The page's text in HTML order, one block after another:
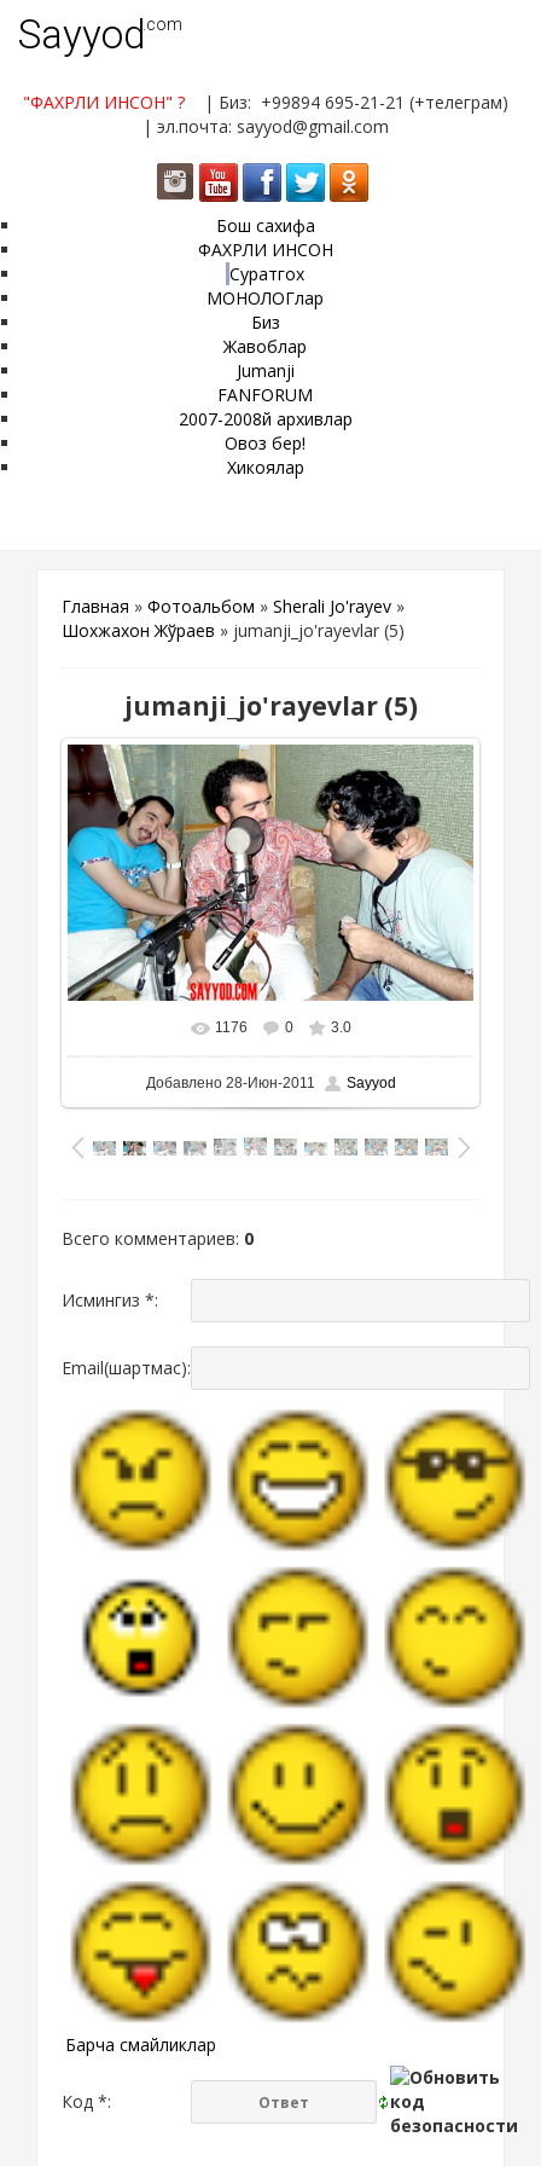
Sayyod.com
"ФАХРЛИ ИНСОН" ?
| Биз: +99894 695-21-21 (+телеграм)
| эл.почта: sayyod@gmail.com
Бош сахифа
ФАХРЛИ ИНСОН
Суратгох
МОНОЛОГлар
Биз
Жавоблар
Jumanji
FANFORUM
2007-2008й архивлар
Овоз бер!
Хикоялар
Главная » Фотоальбом » Sherali Jo'rayev »
Шохжахон Жўраев » jumanji_jo'rayevlar (5)
jumanji_jo'rayevlar (5)
1176 0 3.0
Добавлено28-Июн-2011 Sayyod
Всего комментариев: 0
Исмингиз *:
Email(шартмас):
Барча смайликлар
Код *: